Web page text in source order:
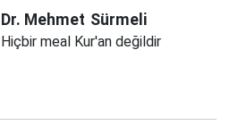
Dr. Mehmet Sürmeli
Hiçbir meal Kur'an değildir